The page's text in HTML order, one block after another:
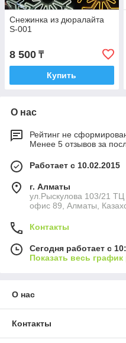
Снежинка из дюралайта
S-001
8 500 ₸
Купить
О нас
Рейтинг не
Менее 5 отзывов за
Работает с 10.02.2015
г. Алматы
ул.Рыскулова 103/21
офис 89, Алматы,
Контакты
Сегодня работает с
Показать весь
О нас
Контакты